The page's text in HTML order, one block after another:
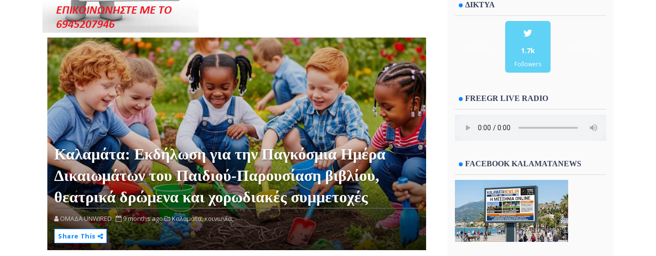
Καλαμάτα: Εκδήλωση για την Παγκόσμια Ημέρα
Δικαιωμάτων του Παιδιού-Παρουσίαση βιβλίου,
θεατρικά δρώμενα και χορωδιακές συμμετοχές
OMAΔΑ UNWIRED 9 months ago Καλαμάτα,κοινωνία,
Share This
ΔΙΚΤΥΑ
1.7k
Followers
FREEGR LIVE RADIO
FACEBOOK KALAMATANEWS